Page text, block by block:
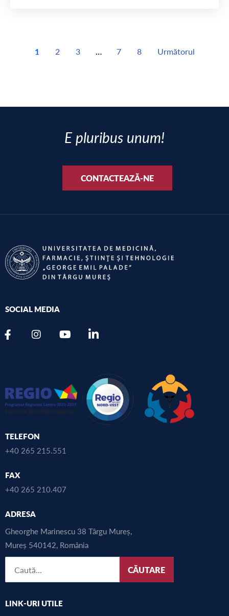
1 2 3 … 7 8 Următorul
E pluribus unum!
CONTACTEAZĂ-NE
SOCIAL MEDIA
TELEFON
+40 265 215.551
FAX
+40 265 210.407
ADRESA
Gheorghe Marinescu 38 Târgu Mureș,
Mureș 540142, România
CĂUTARE
LINK-URI UTILE